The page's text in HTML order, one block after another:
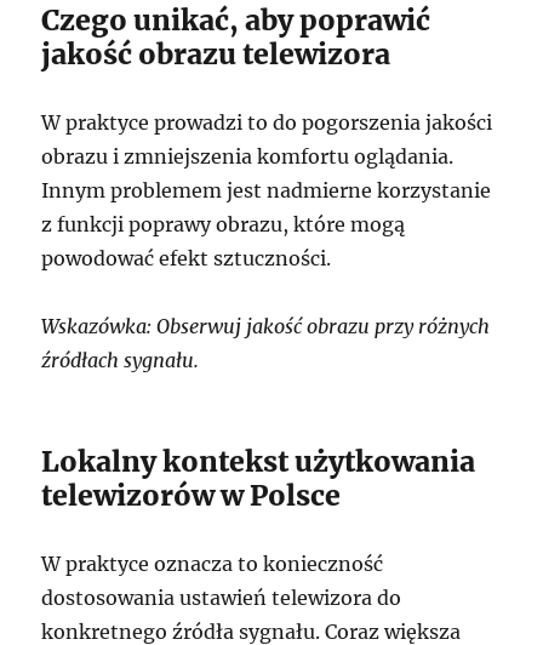
Czego unikać, aby poprawić
jakość obrazu telewizora
W praktyce prowadzi to do pogorszenia jakości
obrazu i zmniejszenia komfortu oglądania.
Innym problemem jest nadmierne korzystanie
z funkcji poprawy obrazu, które mogą
powodować efekt sztuczności.
Wskazówka: Obserwuj jakość obrazu przy różnych
źródłach sygnału.
Lokalny kontekst użytkowania
telewizorów w Polsce
W praktyce oznacza to konieczność
dostosowania ustawień telewizora do
konkretnego źródła sygnału. Coraz większa